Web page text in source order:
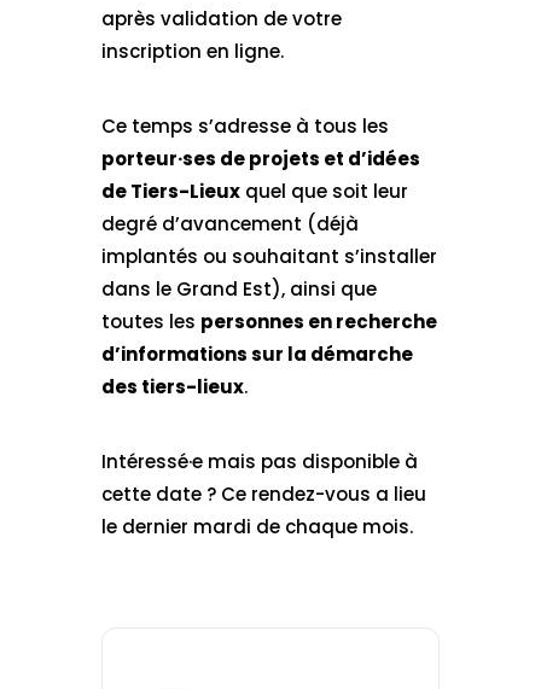
après validation de votre
inscription en ligne.
Ce temps s’adresse à tous les
porteur·ses de projets et d’idées
de Tiers-Lieux quel que soit leur
degré d’avancement (déjà
implantés ou souhaitant s’installer
dans le Grand Est), ainsi que
toutes les personnes en recherche
d’informations sur la démarche
des tiers-lieux.
Intéressé·e mais pas disponible à
cette date ? Ce rendez-vous a lieu
le dernier mardi de chaque mois.